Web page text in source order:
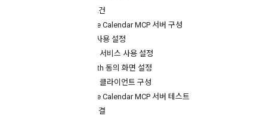
기본 요건
Google Calendar MCP 서버 구성
API 사용 설정
MCP 서비스 사용 설정
OAuth 동의 화면 설정
MCP 클라이언트 구성
Google Calendar MCP 서버 테스트
문제 해결